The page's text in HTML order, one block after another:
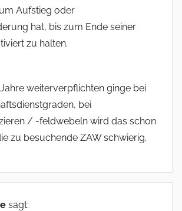
Aufstieg oder
hat, bis zum Ende seiner
zu halten.
weiterverpflichten ginge bei
bei
/ -feldwebeln wird das schon
zu besuchende ZAW schwierig.
sagt: